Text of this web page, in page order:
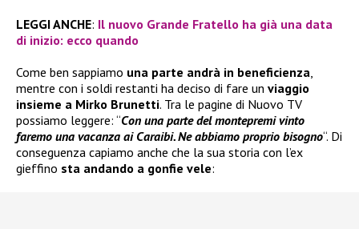
LEGGI ANCHE: Il nuovo Grande Fratello ha già una data
di inizio: ecco quando
Come ben sappiamo una parte andrà in beneficienza,
mentre con i soldi restanti ha deciso di fare un viaggio
insieme a Mirko Brunetti. Tra le pagine di Nuovo TV
possiamo leggere: “Con una parte del montepremi vinto
faremo una vacanza ai Caraibi. Ne abbiamo proprio bisogno“. Di
conseguenza capiamo anche che la sua storia con l’ex
gieffino sta andando a gonfie vele: